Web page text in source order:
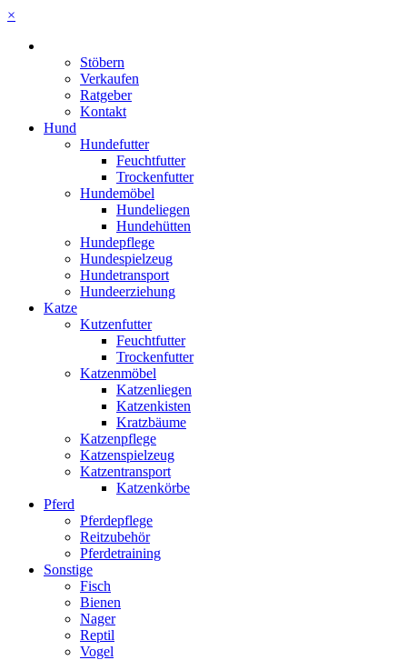
×
Stöbern
Verkaufen
Ratgeber
Kontakt
Hund
Hundefutter
Feuchtfutter
Trockenfutter
Hundemöbel
Hundeliegen
Hundehütten
Hundepflege
Hundespielzeug
Hundetransport
Hundeerziehung
Katze
Kutzenfutter
Feuchtfutter
Trockenfutter
Katzenmöbel
Katzenliegen
Katzenkisten
Kratzbäume
Katzenpflege
Katzenspielzeug
Katzentransport
Katzenkörbe
Pferd
Pferdepflege
Reitzubehör
Pferdetraining
Sonstige
Fisch
Bienen
Nager
Reptil
Vogel